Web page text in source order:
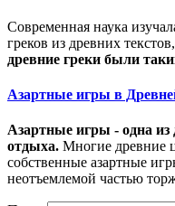
Современная наука
греков из древних
древние греки были
Азартные игры в
Азартные игры - одна
отдыха. Многие древние
собственные азартные
неотъемлемой частью